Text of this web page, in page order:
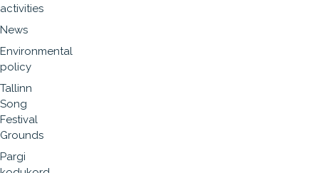
activities
News
Environmental
policy
Tallinn
Song
Festival
Grounds
Pargi